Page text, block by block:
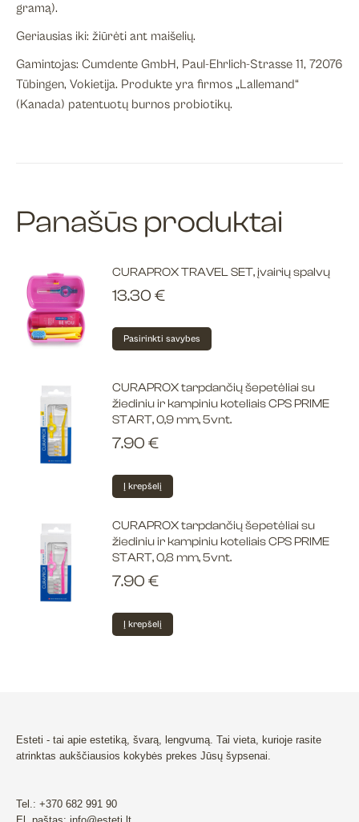
gramą).
Geriausias iki: žiūrėti ant maišelių.
Gamintojas: Cumdente GmbH, Paul-Ehrlich-Strasse 11, 72076
Tübingen, Vokietija. Produkte yra firmos „Lallemand“
(Kanada) patentuotų burnos probiotikų.
Panašūs produktai
CURAPROX TRAVEL SET, įvairių spalvų
13.30 €
Pasirinkti savybes
multiple
variants.
on
the
CURAPROX tarpdančių šepetėliai su
žiediniu ir kampiniu koteliais CPS PRIME
START, 0,9 mm, 5vnt.
7.90 €
Į krepšelį
CURAPROX tarpdančių šepetėliai su
žiediniu ir kampiniu koteliais CPS PRIME
START, 0,8 mm, 5vnt.
7.90 €
Į krepšelį
Esteti - tai apie estetiką, švarą, lengvumą. Tai vieta, kurioje rasite
atrinktas aukščiausios kokybės prekes Jūsų šypsenai.
Tel.: +370 682 991 90